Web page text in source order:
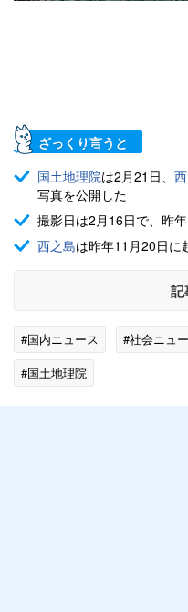
ざっくり言うと
国土地理院は2月21日、
写真を公開した
撮影日は2月16日で、昨
西之島は昨年11月20日に
記
#国内ニュース #社会ニュ
#国土地理院